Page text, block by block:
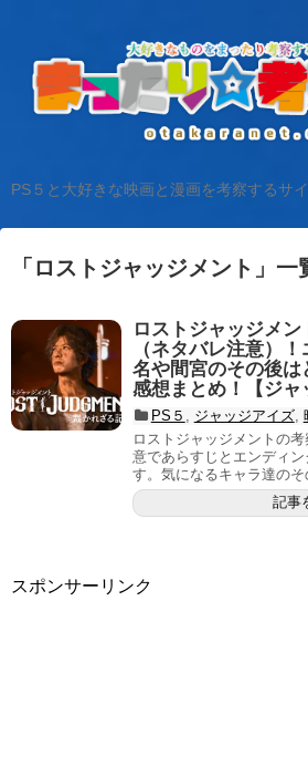
PS５と大好きな映画と漫画を考察するサ
「 ロストジャッジメント 」 一
ロストジャッジメ
（ネタバレ注意）
名や間宮のその後は
感想まとめ！【ジャ
PS５ ジャッジアイズ,
ロストジャッジメントの
意であらすじとエンディ
す。気になるキャラ達の
記事
スポンサーリンク